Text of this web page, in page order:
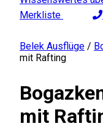
Merkliste
Belek Ausflüge /
mit Rafting
mit